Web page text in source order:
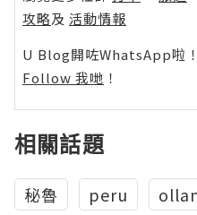
攻略及 活動情報
U Blog開咗WhatsApp啦
Follow 我哋 ！
相關話題
秘魯 peru